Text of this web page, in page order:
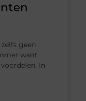
geen
want
In